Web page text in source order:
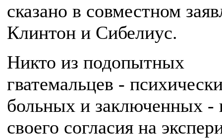
сказано в совместном
Клинтон и Сибелиус.
Никто из подопытных
гватемальцев -
больных и заключенных -
своего согласия на